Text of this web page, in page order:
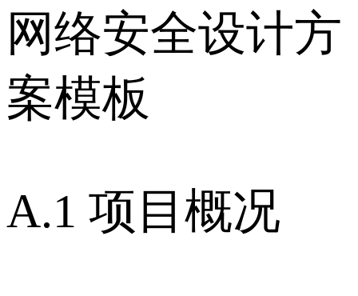
网络安全设计方
案模板
A.1 项目概况